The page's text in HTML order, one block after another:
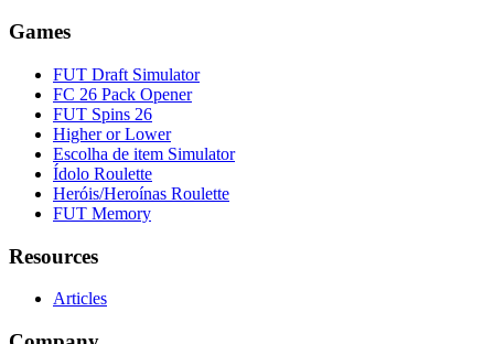
Games
FUT Draft Simulator
FC 26 Pack Opener
FUT Spins 26
Higher or Lower
Escolha de item Simulator
Ídolo Roulette
Heróis/Heroínas Roulette
FUT Memory
Resources
Articles